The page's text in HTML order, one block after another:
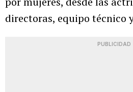
directoras, equipo técnico
PUBLICIDAD